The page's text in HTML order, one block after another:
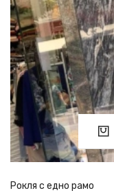
Рокля с едно рамо